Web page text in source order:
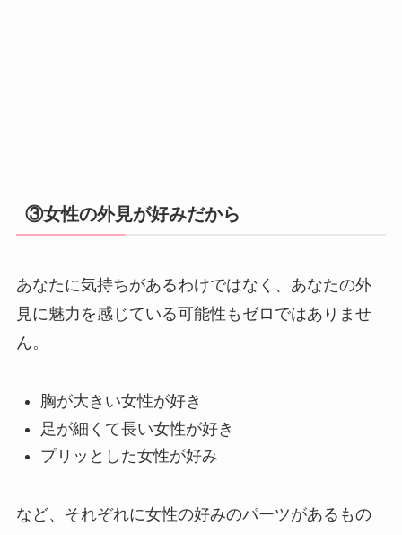
③女性の外見が好みだから
あなたに気持ちがあるわけではなく、あなたの外
見に魅力を感じている可能性もゼロではありませ
ん。
胸が大きい女性が好き
足が細くて長い女性が好き
プリッとした女性が好み
など、それぞれに女性の好みのパーツがあるもの